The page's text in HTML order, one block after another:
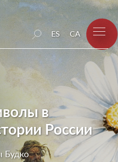
ES CA
в
России
Будко